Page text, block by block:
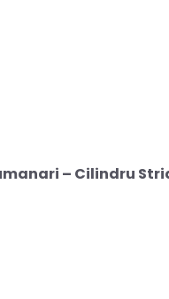
– Cilindru